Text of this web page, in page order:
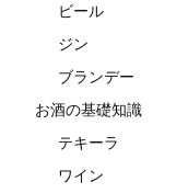
ビール
ジン
ブランデー
お酒の基礎知識
テキーラ
ワイン